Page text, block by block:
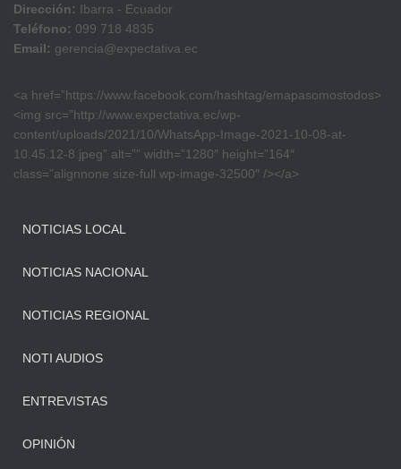
Dirección: Ibarra - Ecuador
Teléfono: 099 718 4835
Email: gerencia@expectativa.ec
<a href=”https://www.facebook.com/hashtag/emapasomostodos>
<img src=”http://www.expectativa.ec/wp-
content/uploads/2021/10/WhatsApp-Image-2021-10-08-at-
10.45.12-8.jpeg” alt=”” width=”1280″ height=”164″
class=”alignnone size-full wp-image-32500″ /></a>
NOTICIAS LOCAL
NOTICIAS NACIONAL
NOTICIAS REGIONAL
NOTI AUDIOS
ENTREVISTAS
OPINIÓN